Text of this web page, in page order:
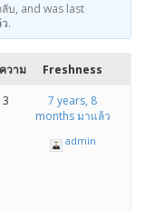
บ, and was last
.
วาม
Freshness
3
7 years, 8
months มาแล้ว
admin